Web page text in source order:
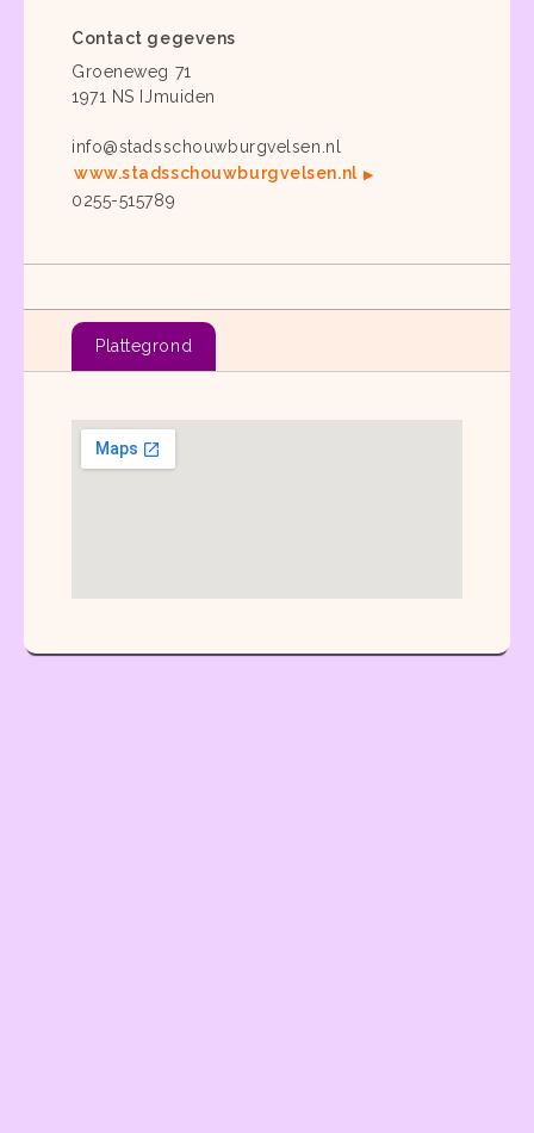
Contact gegevens
Groeneweg 71
1971 NS IJmuiden
info@stadsschouwburgvelsen.nl
www.stadsschouwburgvelsen.nl
0255-515789
Plattegrond